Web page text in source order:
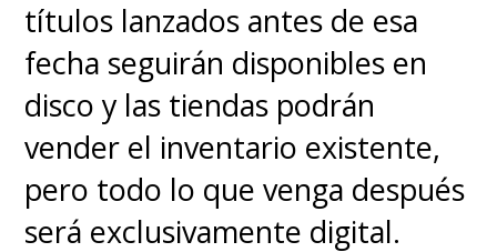
títulos lanzados antes de esa
fecha seguirán disponibles en
disco y las tiendas podrán
vender el inventario existente,
pero todo lo que venga después
será exclusivamente digital.